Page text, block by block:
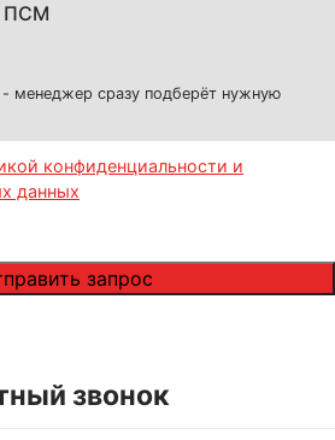
ПСМ
менеджер сразу подберёт нужную
конфиденциальности и
данных
звонок